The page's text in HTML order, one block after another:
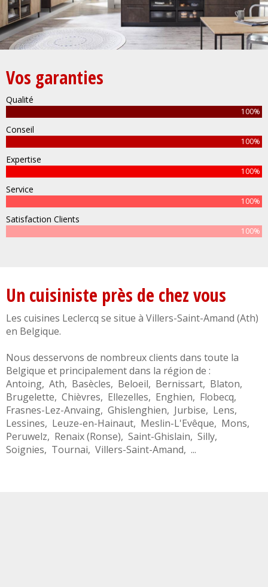
Vos garanties
Qualité
100%
Conseil
100%
Expertise
100%
Service
100%
Satisfaction Clients
100%
Un cuisiniste près de chez vous
Les cuisines Leclercq se situe à Villers-Saint-Amand (Ath)
en Belgique.
Nous desservons de nombreux clients dans toute la
Belgique et principalement dans la région de :
Antoing, Ath, Basècles, Beloeil, Bernissart, Blaton,
Brugelette, Chièvres, Ellezelles, Enghien, Flobecq,
Frasnes-Lez-Anvaing, Ghislenghien, Jurbise, Lens,
Lessines, Leuze-en-Hainaut, Meslin-L'Evêque, Mons,
Peruwelz, Renaix (Ronse), Saint-Ghislain, Silly,
Soignies, Tournai, Villers-Saint-Amand, ...